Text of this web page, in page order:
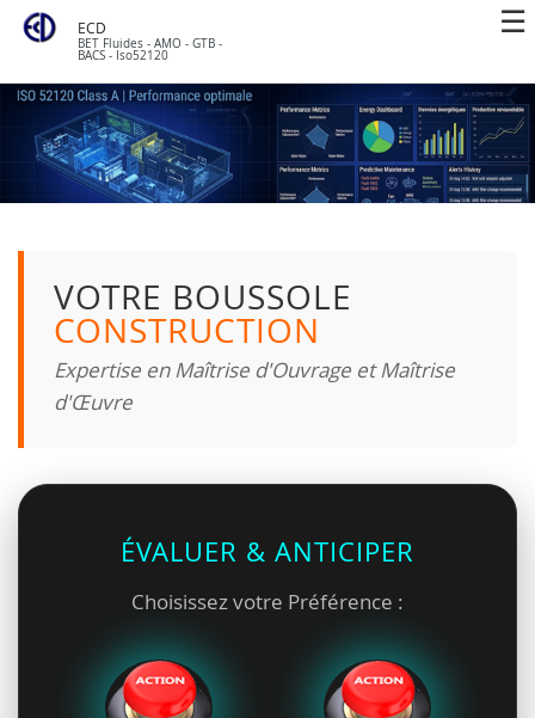
ECD
BET Fluides - AMO - GTB -
BACS - Iso52120
VOTRE BOUSSOLE
CONSTRUCTION
Expertise en Maîtrise d'Ouvrage et Maîtrise
d'Œuvre
ÉVALUER & ANTICIPER
Choisissez votre Préférence :